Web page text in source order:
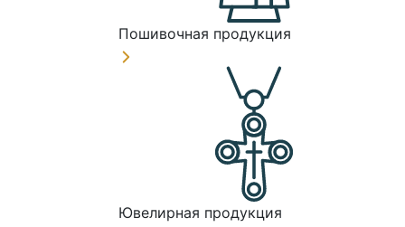
Пошивочная продукция
Ювелирная продукция